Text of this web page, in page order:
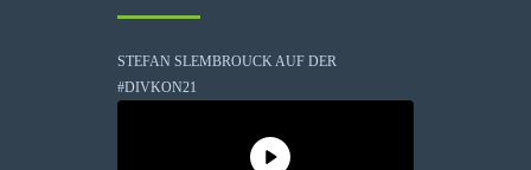
STEFAN SLEMBROUCK AUF DER
#DIVKON21